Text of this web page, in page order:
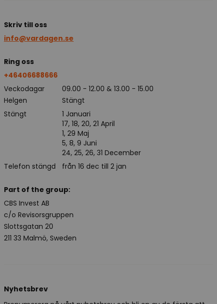
Skriv till oss
info@vardagen.se
Ring oss
+46406688666
Veckodagar
09.00 - 12.00 & 13.00 - 15.00
Helgen
Stängt
Stängt
Telefon stängd
1 Januari
17, 18, 20, 21 April
1, 29 Maj
5, 8, 9 Juni
24, 25, 26, 31 December
från 16 dec till 2 jan
Part of the group:
CBS Invest AB
c/o Revisorsgruppen
Slottsgatan 20
211 33 Malmö, Sweden
Nyhetsbrev